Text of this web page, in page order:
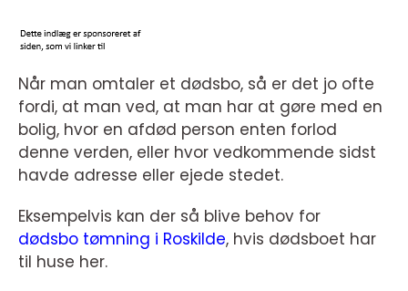
Når man omtaler et dødsbo, så er det jo ofte
fordi, at man ved, at man har at gøre med en
bolig, hvor en afdød person enten forlod
denne verden, eller hvor vedkommende sidst
havde adresse eller ejede stedet.
Eksempelvis kan der så blive behov for
dødsbo tømning i Roskilde, hvis dødsboet har
til huse her.